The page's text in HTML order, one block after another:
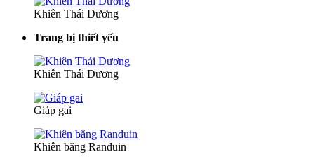
Khiên Thái Dương
Trang bị thiết yếu
Khiên Thái Dương
Giáp gai
Khiên băng Randuin